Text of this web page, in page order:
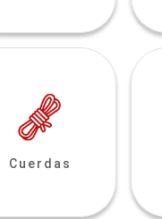
Cuerdas